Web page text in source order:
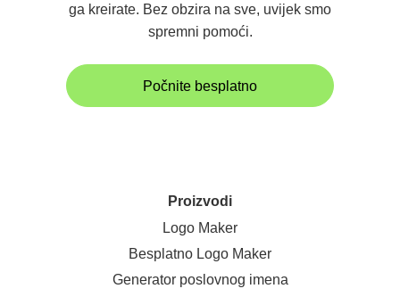
ga kreirate. Bez obzira na sve, uvijek smo
spremni pomoći.
Počnite besplatno
Proizvodi
Logo Maker
Besplatno Logo Maker
Generator poslovnog imena